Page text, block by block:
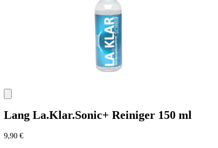
Lang La.Klar.Sonic+ Reiniger 150 ml
9,90 €